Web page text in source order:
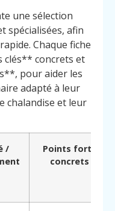
une sélection
spécialisées, afin
Chaque fiche
clés** concrets et
pour aider les
adapté à leur
chalandise et leur
/
Points forts
concrets